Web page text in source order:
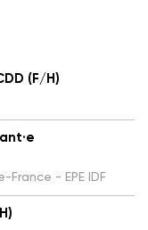
(F/H)
- EPE IDF